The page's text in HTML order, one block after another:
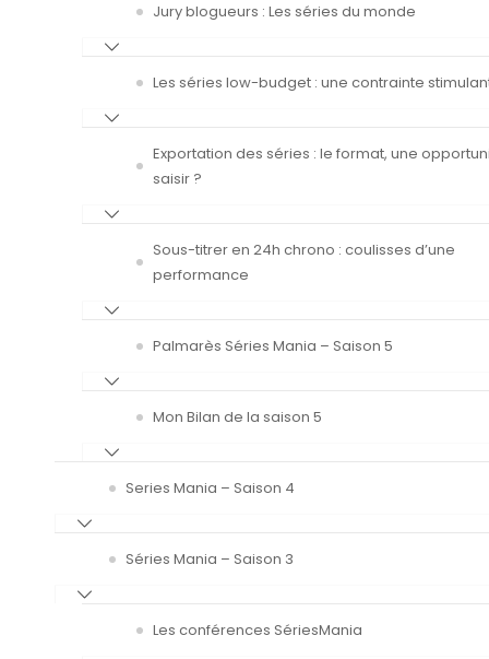
Jury blogueurs : Les séries du monde
Les séries low-budget : une contrainte
Exportation des séries : le format, une
saisir ?
Sous-titrer en 24h chrono : coulisses d’une
performance
Palmarès Séries Mania – Saison 5
Mon Bilan de la saison 5
Series Mania – Saison 4
Séries Mania – Saison 3
Les conférences SériesMania